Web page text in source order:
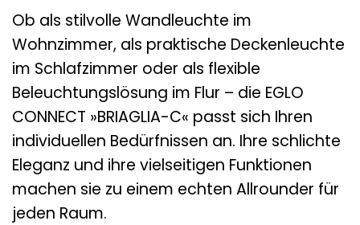
Ob als stilvolle Wandleuchte im
Wohnzimmer, als praktische Deckenleuchte
im Schlafzimmer oder als flexible
Beleuchtungslösung im Flur – die EGLO
CONNECT »BRIAGLIA-C« passt sich Ihren
individuellen Bedürfnissen an. Ihre schlichte
Eleganz und ihre vielseitigen Funktionen
machen sie zu einem echten Allrounder für
jeden Raum.